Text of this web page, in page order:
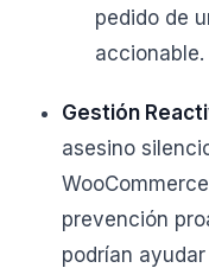
pedido de
accionable.
Gestión
asesino
prevención
podrían